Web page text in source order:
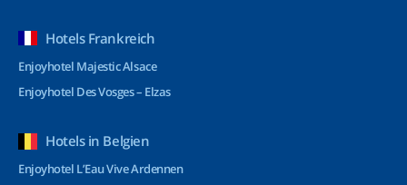
Hotels Frankreich
Enjoyhotel Majestic Alsace
Enjoyhotel Des Vosges – Elzas
Hotels in Belgien
Enjoyhotel L’Eau Vive Ardennen